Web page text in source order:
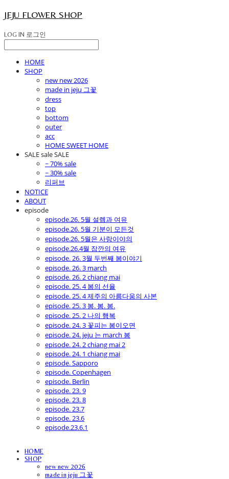
JEJU FLOWER SHOP
LOG IN 로그인
HOME
SHOP
new new 2026
made in jeju 그꽃
dress
top
bottom
outer
acc
HOME SWEET HOME
SALE sale SALE
~ 70% sale
~ 30% sale
리퍼브
NOTICE
ABOUT
episode
episode.26. 5월 설렘과 여유
episode.26. 5월 기분이 모든것
episode.26. 5월은 사랑이야의
episode.26.4월 잠깐의 여유
episode. 26. 3월 두번째 봄이야기
episode. 26. 3 march
episode. 26. 2 chiang mai
episode. 25. 4 봄의 선율
episode. 25. 4 제주의 아름다움의 사본
episode. 25. 3 봄. 봄. 봄.
episode. 25. 2 나의 행복
episode. 24. 3 꽃피는 봄이오면
episode. 24. jeju 는 march 봄
episode. 24. 2 chiang mai 2
episode. 24. 1 chiang mai
episode. Sapporo
episode. Copenhagen
episode. Berlin
episode. 23. 9
episode. 23. 8
episode. 23.7
episode. 23.6
episode.23.6.1
HOME
SHOP
new new 2026
made in jeju 그꽃